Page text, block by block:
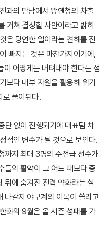
과의 만남에서 왕옌청의 차출
거쳐 결정할 사안이라고 밝히
은 당연한 일이라는 견해를 전
빠지는 것은 마찬가지이기에,
어떻게든 버텨내야 한다는 점
보다 내부 자원을 활용해 위기
로 풀이된다.
단 없이 진행되기에 대표팀 차
적인 변수가 될 것으로 보인다.
까지 최대 3명의 주전급 선수가
들의 활약이 그 어느 때보다 중
뒤에 숨겨진 전력 약화라는 실
나갈지 야구계의 이목이 쏠리고
화의 9월은 올 시즌 성패를 가